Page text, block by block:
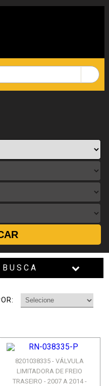
8201038335 - VÁLVULA
LIMITADORA DE FREIO
TRASEIRO - 2007 A 2014 -